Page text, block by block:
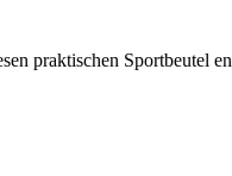
praktischen Sportbeutel